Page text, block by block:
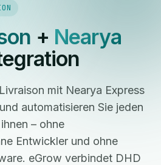
+ Nearya
mit Nearya Express
automatisieren Sie jeden
– ohne
Entwickler und ohne
eGrow verbindet DHD